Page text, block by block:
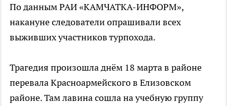
По данным РАИ «КАМЧАТКА-ИНФОРМ»,
накануне следователи опрашивали всех
выживших участников турпохода.
Трагедия произошла днём 18 марта в районе
перевала Красноармейского в Елизовском
районе. Там лавина сошла на учебную группу